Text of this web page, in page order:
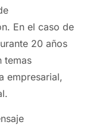
En el caso de
20 años
temas
empresarial,